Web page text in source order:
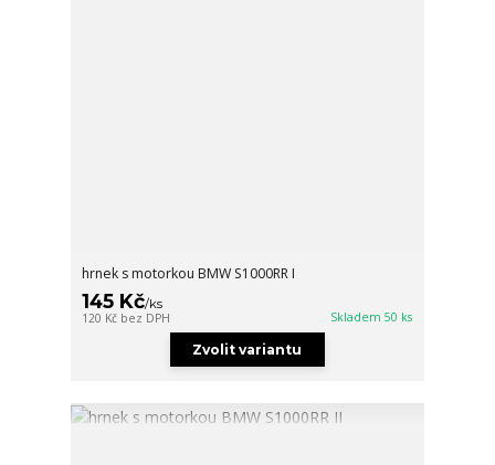
hrnek s motorkou BMW S1000RR I
145 Kč/ks
120 Kč bez DPH Skladem 50 ks
Zvolit variantu